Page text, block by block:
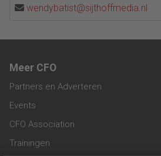
wendybatist@sijthoffmedia.nl
Meer CFO
Partners en Adverteren
Events
CFO Association
Trainingen